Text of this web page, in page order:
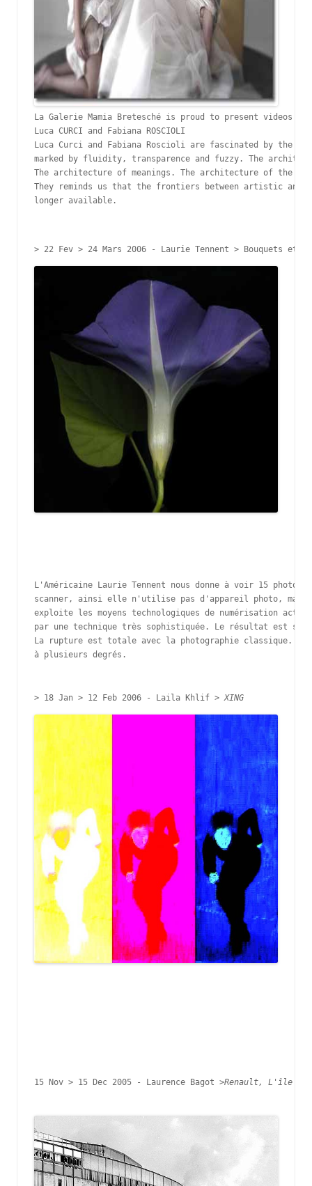
La Galerie Mamia Bretesché is proud to present videos
Luca CURCI and Fabiana ROSCIOLI
Luca Curci and Fabiana Roscioli are fascinated by the
marked by fluidity, transparence and fuzzy. The
The architecture of meanings. The architecture of the
They reminds us that the frontiers between artistic and
> 22 Fev > 24 Mars 2006 - Laurie Tennent > Bouquets et
L'Américaine Laurie Tennent nous donne à voir 15
scanner, ainsi elle n'utilise pas d'appareil photo,
exploite les moyens technologiques de numérisation
par une technique très sophistiquée. Le résultat est
La rupture est totale avec la photographie classique.
à plusieurs degrés.
> 18 Jan > 12 Feb 2006 - Laila Khlif > XING
15 Nov > 15 Dec 2005 - Laurence Bagot >Renault, L'île